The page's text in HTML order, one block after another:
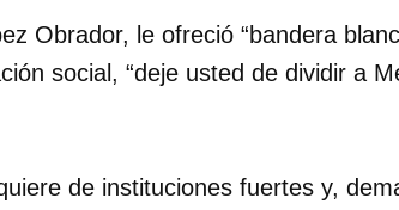
Obrador, le ofreció “bandera
social, “deje usted de dividir a
de instituciones fuertes y,